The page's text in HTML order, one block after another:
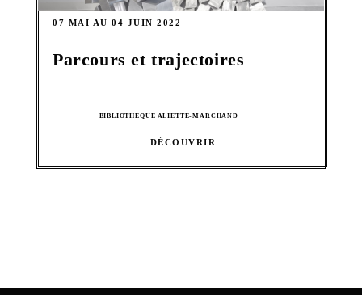
07 MAI AU 04 JUIN 2022
Parcours et trajectoires
BIBLIOTHÈQUE ALIETTE-MARCHAND
DÉCOUVRIR